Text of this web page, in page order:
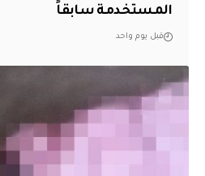
المستخدمة سابقاً
قبل يوم واحد